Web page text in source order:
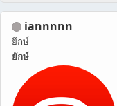
iannnnn
ยึกษ์
ยักษ์